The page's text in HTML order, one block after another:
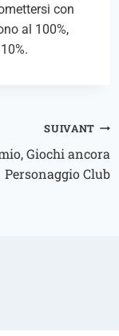
con
al 100%,
SUIVANT
Giochi ancora
Personaggio Club